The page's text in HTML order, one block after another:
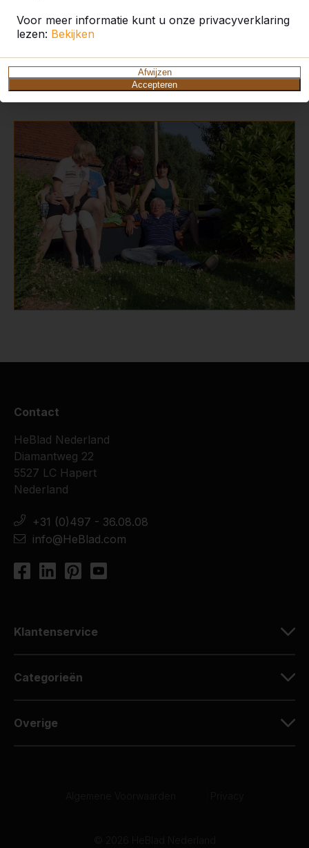
Voor meer informatie kunt u onze privacyverklaring
lezen: Bekijken
Afwijzen
Accepteren
Productcode BB.DLA.OP BB.DLA.OP.ZL
Kleur
Klik hier voor meer informatie over onze betonnen
banken.
Contact
HeBlad Nederland
Diamantweg 22
5527 LC Hapert
Nederland
+31 (0)497 - 36.08.08
info@HeBlad.com
Klantenservice
Categorieën
Overige